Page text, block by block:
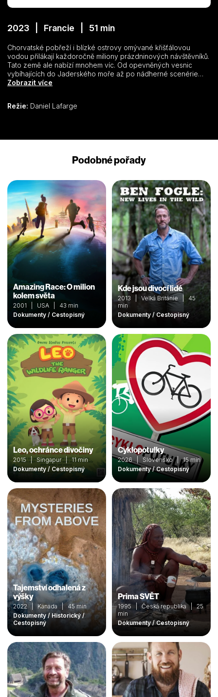
2023 | Francie | 51 min
Chorvatské pobřeží i blízké ostrovy omývané křišťálovou
vodou přilákají každoročně miliony prázdninových návštěvníků.
Tato země ale nabízí mnohem víc. Od opevněných vesnic
vybíhajících do Jaderského moře až po nádherné scenérie
ukrývající se ve vnitrozemí. Chorvatsko se pyšní se výjimečným
historii regionu.
Zobrazit více
Režie: Daniel Lafarge
Podobné pořady
Amazing Race: O milion
kolem světa
2001 | USA | 43 min
Dokumenty / Cestopisný
Kde jsou divocí lidé
2013 | Velká Británie | 45
min
Dokumenty / Cestopisný
Leo, ochránce divočiny
2015 | Singapur | 11 min
Dokumenty / Cestopisný
Cyklopotulky
2026 | Slovensko | 15 min
Dokumenty / Cestopisný
Tajemství odhalená z
výšky
2022 | Kanada | 45 min
Dokumenty / Historický /
Cestopisný
Prima SVĚT
1995 | Česká republika | 25
min
Dokumenty / Cestopisný